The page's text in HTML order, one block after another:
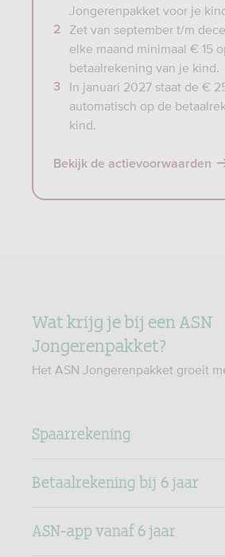
Jongerenpakket voor je
Zet van september t/m
elke maand minimaal € 15
betaalrekening van je kind.
In januari 2027 staat de €
automatisch op de
kind.
Bekijk de actievoorwaarden
Wat krijg je bij een ASN
Jongerenpakket?
Het ASN Jongerenpakket groeit
Spaarrekening
Betaalrekening bij 6 jaar
ASN-app vanaf 6 jaar